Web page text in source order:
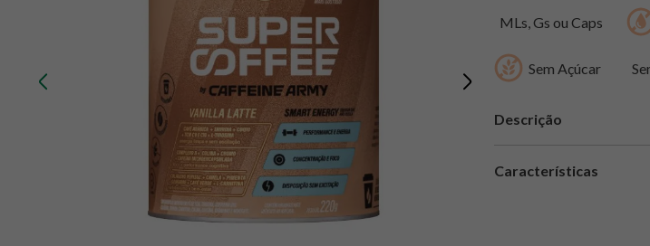
MLs, Gs ou Caps
Sem Açúcar
Descrição
Características